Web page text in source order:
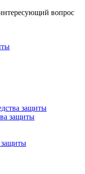
вопрос
защиты
защиты